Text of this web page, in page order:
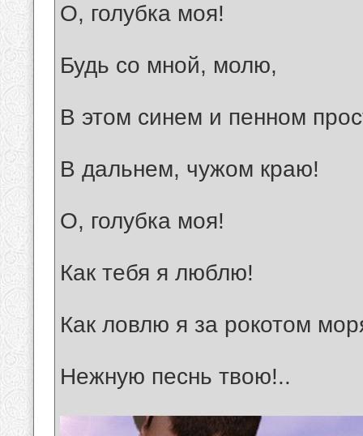
О, голубка моя!
Будь со мной, молю,
В этом синем и пенном
В дальнем, чужом краю!
О, голубка моя!
Как тебя я люблю!
Как ловлю я за рокотом
Нежную песнь твою!..